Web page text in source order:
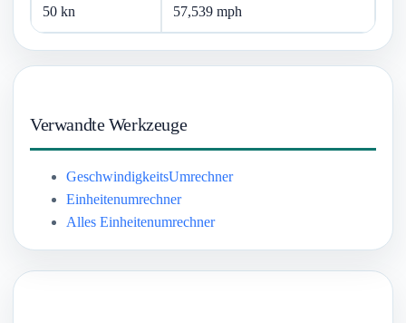
50 kn 57,539 mph
Verwandte Werkzeuge
GeschwindigkeitsUmrechner
Einheitenumrechner
Alles Einheitenumrechner